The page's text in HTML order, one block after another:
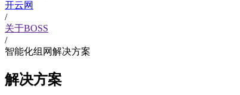
开云网
/
关于BOSS
/
智能化组网解决方案
解决方案